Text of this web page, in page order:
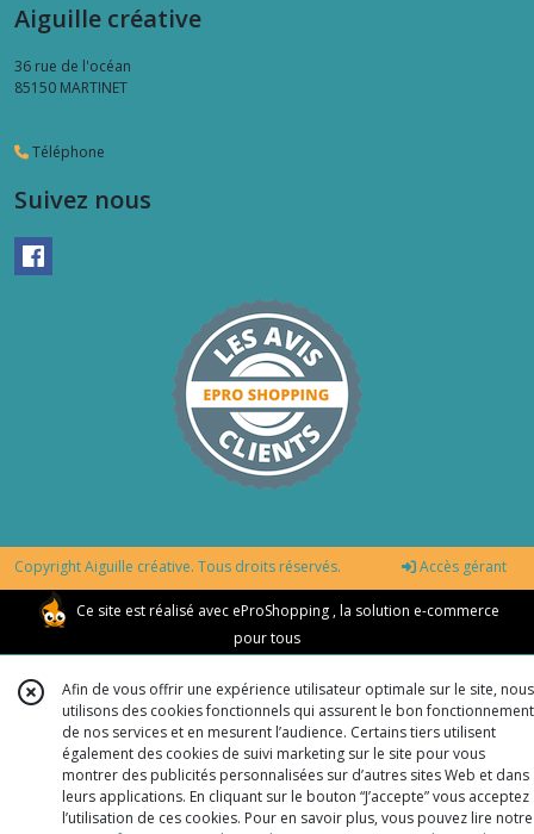
Aiguille créative
36 rue de l'océan
85150 MARTINET
Téléphone
Suivez nous
Copyright Aiguille créative. Tous droits réservés. Accès gérant
Ce site est réalisé avec eProShopping, la solution e-commerce
pour tous
Afin de vous offrir une expérience utilisateur optimale sur le site, nous
utilisons des cookies fonctionnels qui assurent le bon fonctionnement
de nos services et en mesurent l’audience. Certains tiers utilisent
également des cookies de suivi marketing sur le site pour vous
montrer des publicités personnalisées sur d’autres sites Web et dans
leurs applications. En cliquant sur le bouton “J’accepte” vous acceptez
l’utilisation de ces cookies. Pour en savoir plus, vous pouvez lire notre